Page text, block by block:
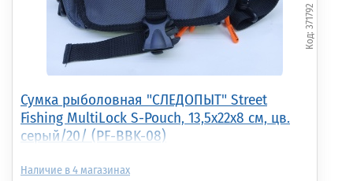
Сумка рыболовная "СЛЕДОПЫТ" Street
Fishing MultiLock S-Pouch, 13,5х22х8 см, цв.
серый/20/ (PF-BBK-08)
371792
4